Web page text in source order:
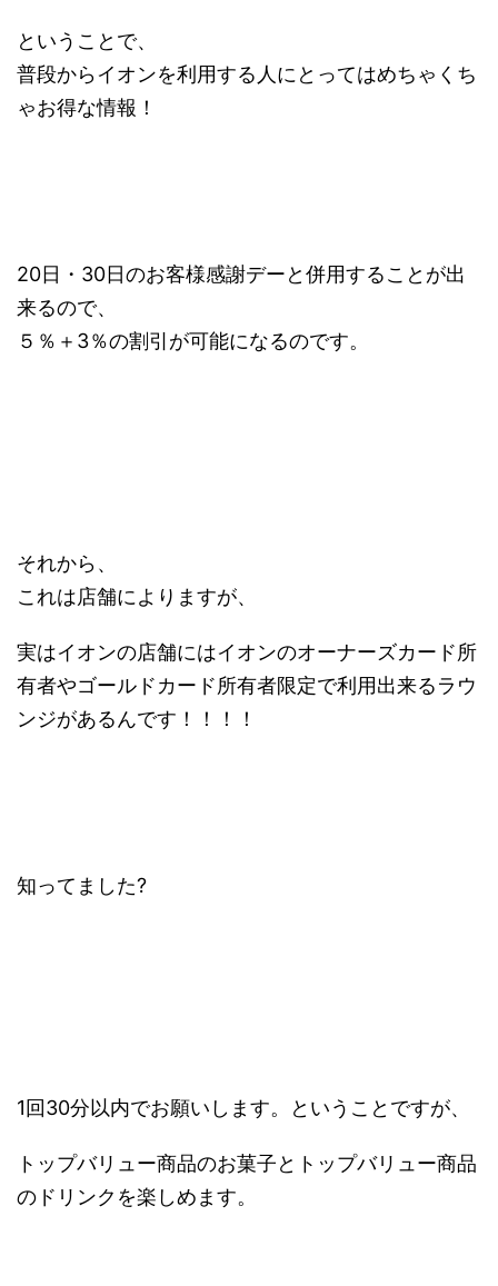
ということで、
普段からイオンを利用する人にとってはめちゃくち
ゃお得な情報！
20日・30日のお客様感謝デーと併用することが出
来るので、
５％＋3％の割引が可能になるのです。
それから、
これは店舗によりますが、
実はイオンの店舗にはイオンのオーナーズカード所
有者やゴールドカード所有者限定で利用出来るラウ
ンジがあるんです！！！！
知ってました?
1回30分以内でお願いします。ということですが、
トップバリュー商品のお菓子とトップバリュー商品
のドリンクを楽しめます。